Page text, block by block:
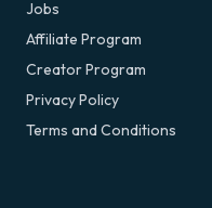
Jobs
Affiliate Program
Creator Program
Privacy Policy
Terms and Conditions